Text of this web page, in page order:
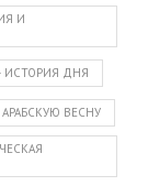
И
ИСТОРИЯ ДНЯ
ВЕСНУ